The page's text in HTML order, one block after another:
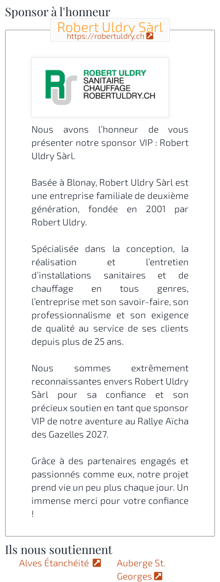
Sponsor à l'honneur
Robert Uldry Sàrl
https://robertuldry.ch
Nous avons l’honneur de vous
présenter notre sponsor VIP : Robert
Uldry Sàrl.
Basée à Blonay, Robert Uldry Sàrl est
une entreprise familiale de deuxième
génération, fondée en 2001 par
Robert Uldry.
Spécialisée dans la conception, la
réalisation et l’entretien
d’installations sanitaires et de
chauffage en tous genres,
l’entreprise met son savoir-faire, son
professionnalisme et son exigence
de qualité au service de ses clients
depuis plus de 25 ans.
Nous sommes extrêmement
reconnaissantes envers Robert Uldry
Sàrl pour sa confiance et son
précieux soutien en tant que sponsor
VIP de notre aventure au Rallye Aïcha
des Gazelles 2027.
Grâce à des partenaires engagés et
passionnés comme eux, notre projet
prend vie un peu plus chaque jour. Un
immense merci pour votre confiance
!
Ils nous soutiennent
Alves Étanchéité
Auberge St.
Georges